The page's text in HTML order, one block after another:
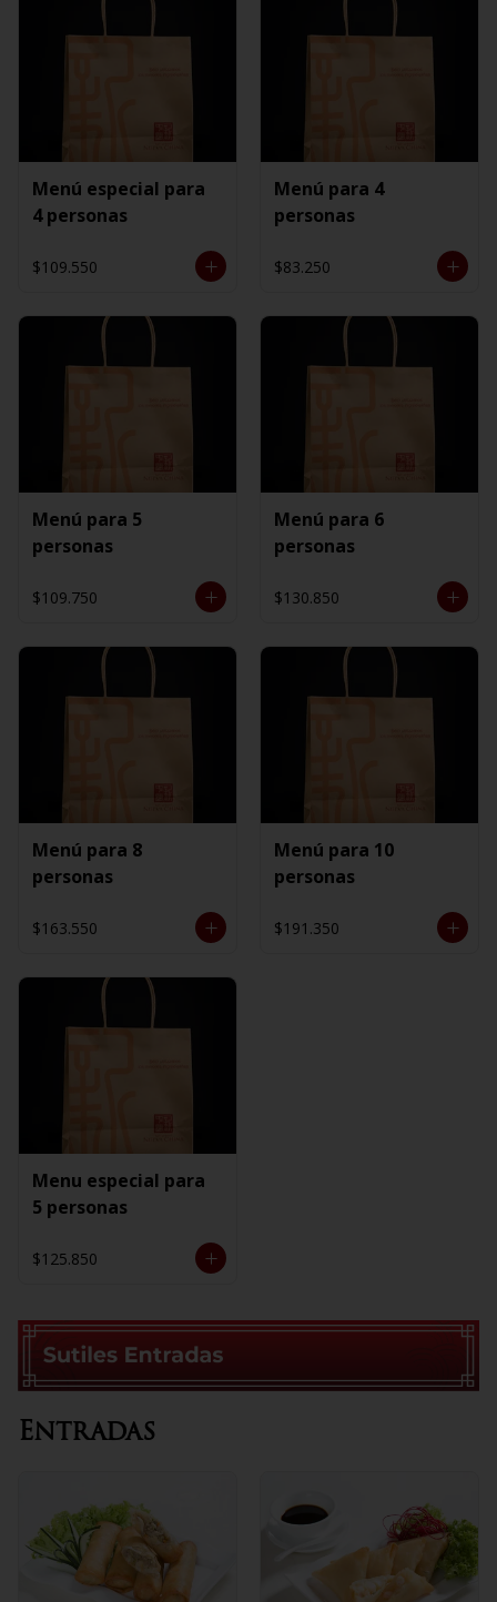
Menú especial para
4 personas
$109.550
Menú para 4
personas
$83.250
Menú para 5
personas
$109.750
Menú para 6
personas
$130.850
Menú para 8
personas
$163.550
Menú para 10
personas
$191.350
Menu especial para
5 personas
$125.850
Entradas